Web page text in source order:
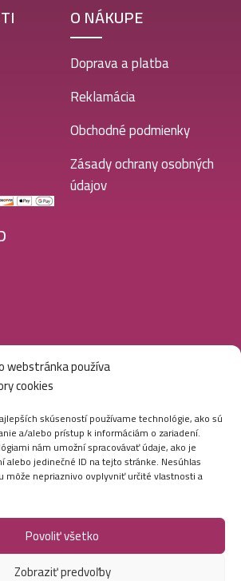
webstránka používa
cookies
skúseností používame technológie, ako sú
a/alebo prístup k informáciám o zariadení.
nám umožní spracovávať údaje, ako je
alebo jedinečné ID na tejto stránke. Nesúhlas
môže nepriaznivo ovplyvniť určité vlastnosti a
Povoliť všetko
Zobraziť predvoľby
O NÁKUPE
Doprava a platba
Reklamácia
Obchodné podmienky
Zásady ochrany osobných
údajov
- Všetky práva vyhradené - 2026
digitálna agentúraAmetica.